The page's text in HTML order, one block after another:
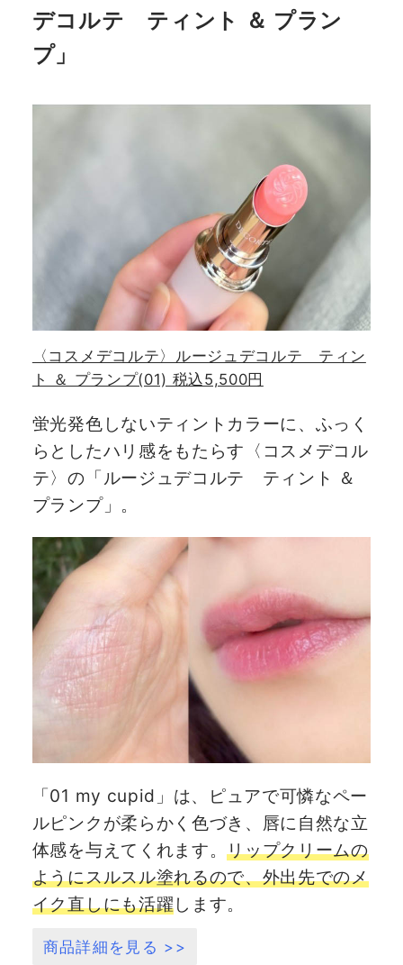
デコルテ ティント ＆ プラン
プ」
〈コスメデコルテ〉ルージュデコルテ ティン
ト ＆ プランプ(01) 税込5,500円
蛍光発色しないティントカラーに、ふっく
らとしたハリ感をもたらす〈コスメデコル
テ〉の「ルージュデコルテ ティント ＆
プランプ」。
「01 my cupid」は、ピュアで可憐なペー
ルピンクが柔らかく色づき、唇に自然な立
体感を与えてくれます。リップクリームの
ようにスルスル塗れるので、外出先でのメ
イク直しにも活躍します。
商品詳細を見る >>